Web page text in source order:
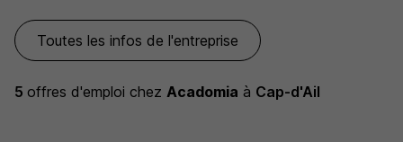
Toutes les infos de l'entreprise
5 offres d'emploi chez Acadomia à Cap-d'Ail